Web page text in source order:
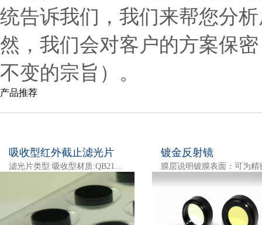
统告诉我们，我们来帮您分
然，我们会对客户的方案保
不变的宗旨）。
产品推荐
吸收型红外截止滤光片
滤光片类型:吸收型材质:QB21尺寸: 7.8*7.3*1.0mm,8.8*8.2*1.0mm,直径5.1*1.0mm双面镀AR膜
镀金反射镜